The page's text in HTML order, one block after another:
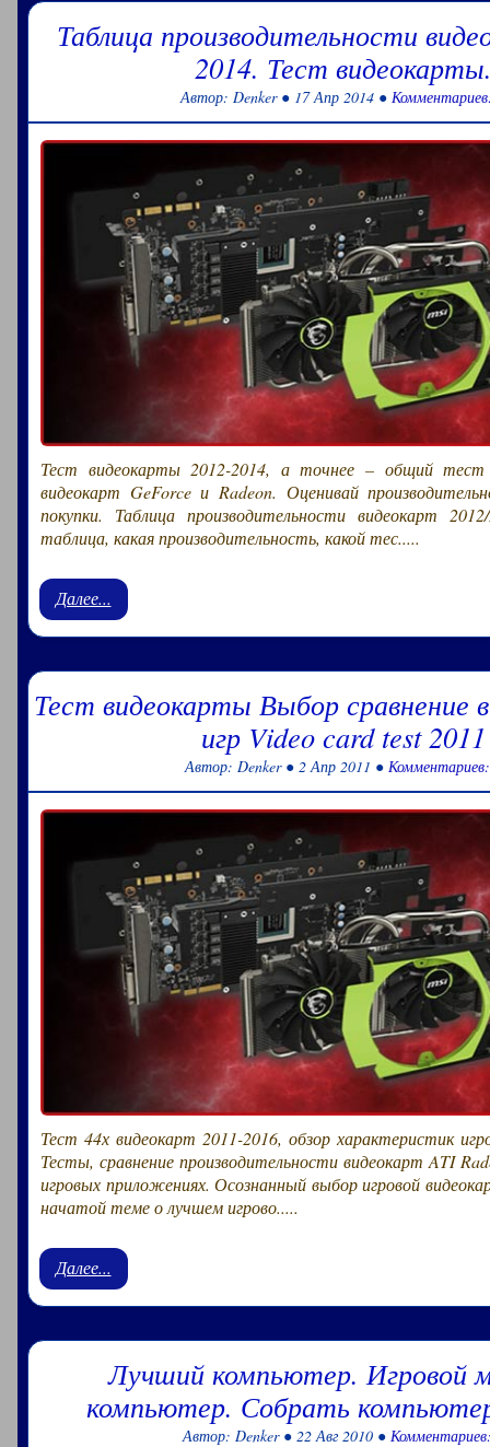
Таблица производительности
2014. Тест
Автор: Denker ● 17 Апр 2014 ●
Тест видеокарты 2012-2014, а точнее – общий тест
видеокарт GeForce и Radeon. Оценивай
покупки. Таблица производительности видеокарт
таблица, какая производительность, какой тес.....
Далее...
Тест видеокарты Выбор сравнение
игр Video card test 2011
Автор: Denker ● 2 Апр 2011 ●
Тест 44х видеокарт 2011-2016, обзор характеристик
Тесты, сравнение производительности видеокарт ATI
игровых приложениях. Осознанный выбор игровой
начатой теме о лучшем игрово.....
Далее...
Лучший компьютер. Игровой
компьютер. Собрать
Автор: Denker ● 22 Авг 2010 ●